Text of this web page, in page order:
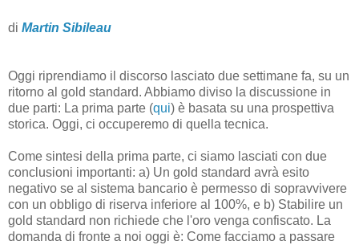
di Martin Sibileau
Oggi riprendiamo il discorso lasciato due settimane fa, su un
ritorno al gold standard. Abbiamo diviso la discussione in
due parti: La prima parte (qui) è basata su una prospettiva
storica. Oggi, ci occuperemo di quella tecnica.
Come sintesi della prima parte, ci siamo lasciati con due
conclusioni importanti: a) Un gold standard avrà esito
negativo se al sistema bancario è permesso di sopravvivere
con un obbligo di riserva inferiore al 100%, e b) Stabilire un
gold standard non richiede che l'oro venga confiscato. La
domanda di fronte a noi oggi è: Come facciamo a passare